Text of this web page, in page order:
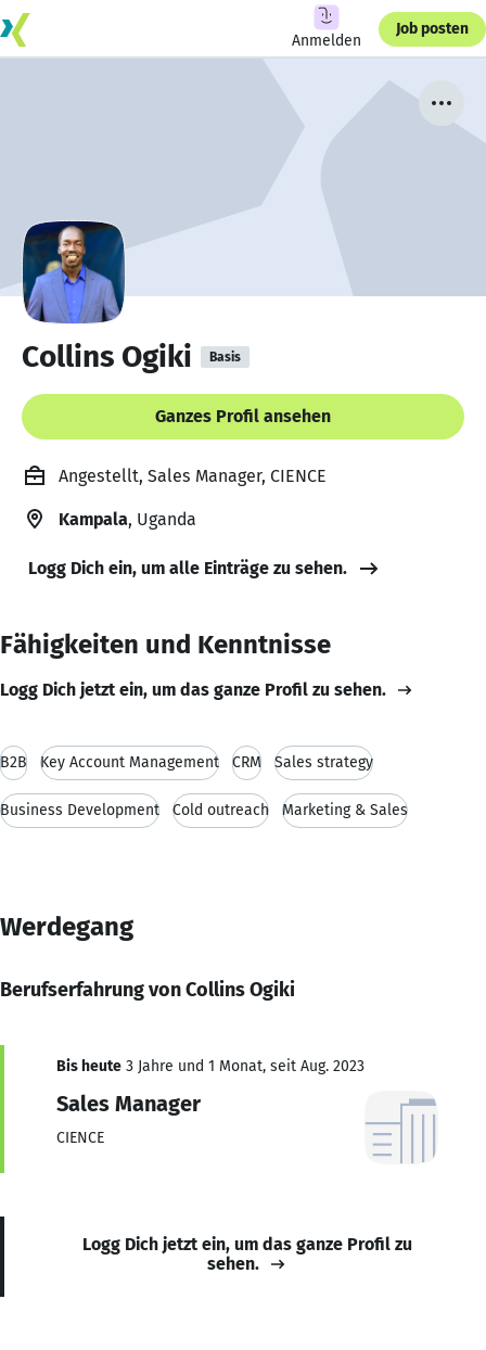
Anmelden
Job posten
Collins Ogiki Basis
Ganzes Profil ansehen
Angestellt, Sales Manager, CIENCE
Kampala, Uganda
Logg Dich ein, um alle Einträge zu sehen.
Fähigkeiten und Kenntnisse
Logg Dich jetzt ein, um das ganze Profil zu sehen.
B2B Key Account Management CRM Sales strategy
Business Development Cold outreach Marketing & Sales
Werdegang
Berufserfahrung von Collins Ogiki
Bis heute 3 Jahre und 1 Monat, seit Aug. 2023
Sales Manager
CIENCE
Logg Dich jetzt ein, um das ganze Profil zu
sehen.